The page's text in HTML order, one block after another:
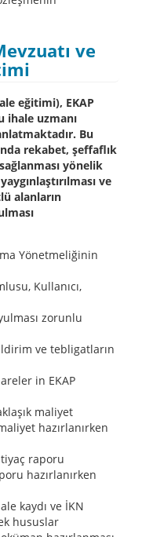
ve
eğitimi), EKAP
ihale uzmanı
Bu
rekabet, şeffaflık
yönelik
ve
alanların
Yönetmeliğinin
Kullanıcı,
zorunlu
ve tebligatların
in EKAP
maliyet
hazırlanırken
raporu
hazırlanırken
kaydı ve İKN
hususlar